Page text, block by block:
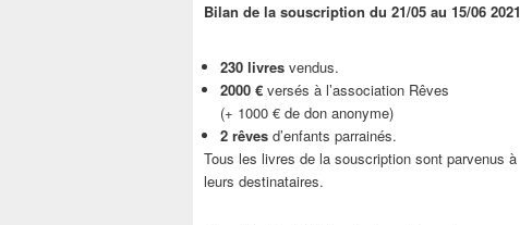
Bilan de la souscription du 21/05 au 15/06 2021
230 livres vendus.
2000 € versés à l’association Rêves
(+ 1000 € de don anonyme)
2 rêves d’enfants parrainés.
Tous les livres de la souscription sont parvenus à
leurs destinataires.